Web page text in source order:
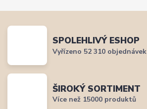
SPOLEHLIVÝ ESHOP
Vyřízeno 52 310 objednávek
ŠIROKÝ SORTIMENT
Více než 15000 produktů